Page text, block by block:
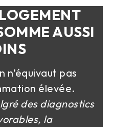
AUSSI
n’équivaut pas
élevée.
des diagnostics
la